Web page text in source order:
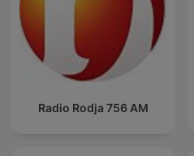
Radio Rodja 756 AM